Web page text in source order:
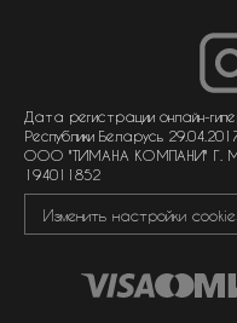
мужская
унисекс
доставка и оплата
как совершить
политика
политика
Дата регистрации онлайн-
Республики Беларусь
ООО "ТИМАНА КОМПАНИ" Г.
194011852
Изменить настройки